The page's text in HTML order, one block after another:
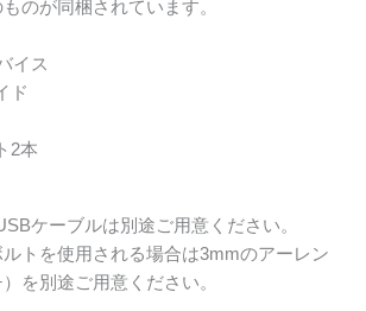
のが同梱されています。
イス
ド
2本
ケーブルは別途ご用意ください。
トを使用される場合は3mmのアーレン
を別途ご用意ください。